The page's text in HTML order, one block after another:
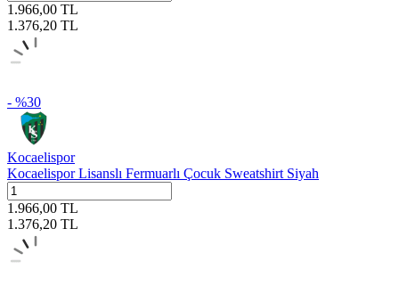
1.966,00 TL
1.376,20 TL
- %30
Kocaelispor
Kocaelispor Lisanslı Fermuarlı Çocuk Sweatshirt Siyah
1.966,00 TL
1.376,20 TL